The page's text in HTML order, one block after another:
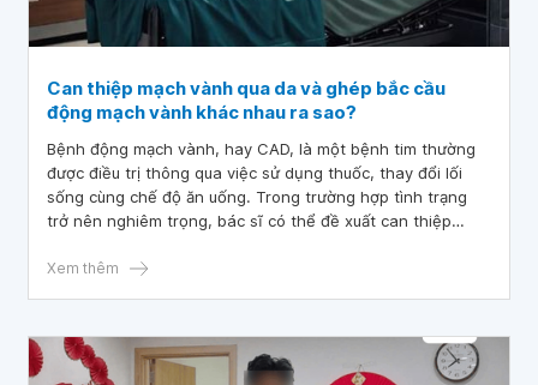
Can thiệp mạch vành qua da và ghép bắc cầu
động mạch vành khác nhau ra sao?
Bệnh động mạch vành, hay CAD, là một bệnh tim thường
được điều trị thông qua việc sử dụng thuốc, thay đổi lối
sống cùng chế độ ăn uống. Trong trường hợp tình trạng
trở nên nghiêm trọng, bác sĩ có thể đề xuất can thiệp
của động mạch.
Xem thêm